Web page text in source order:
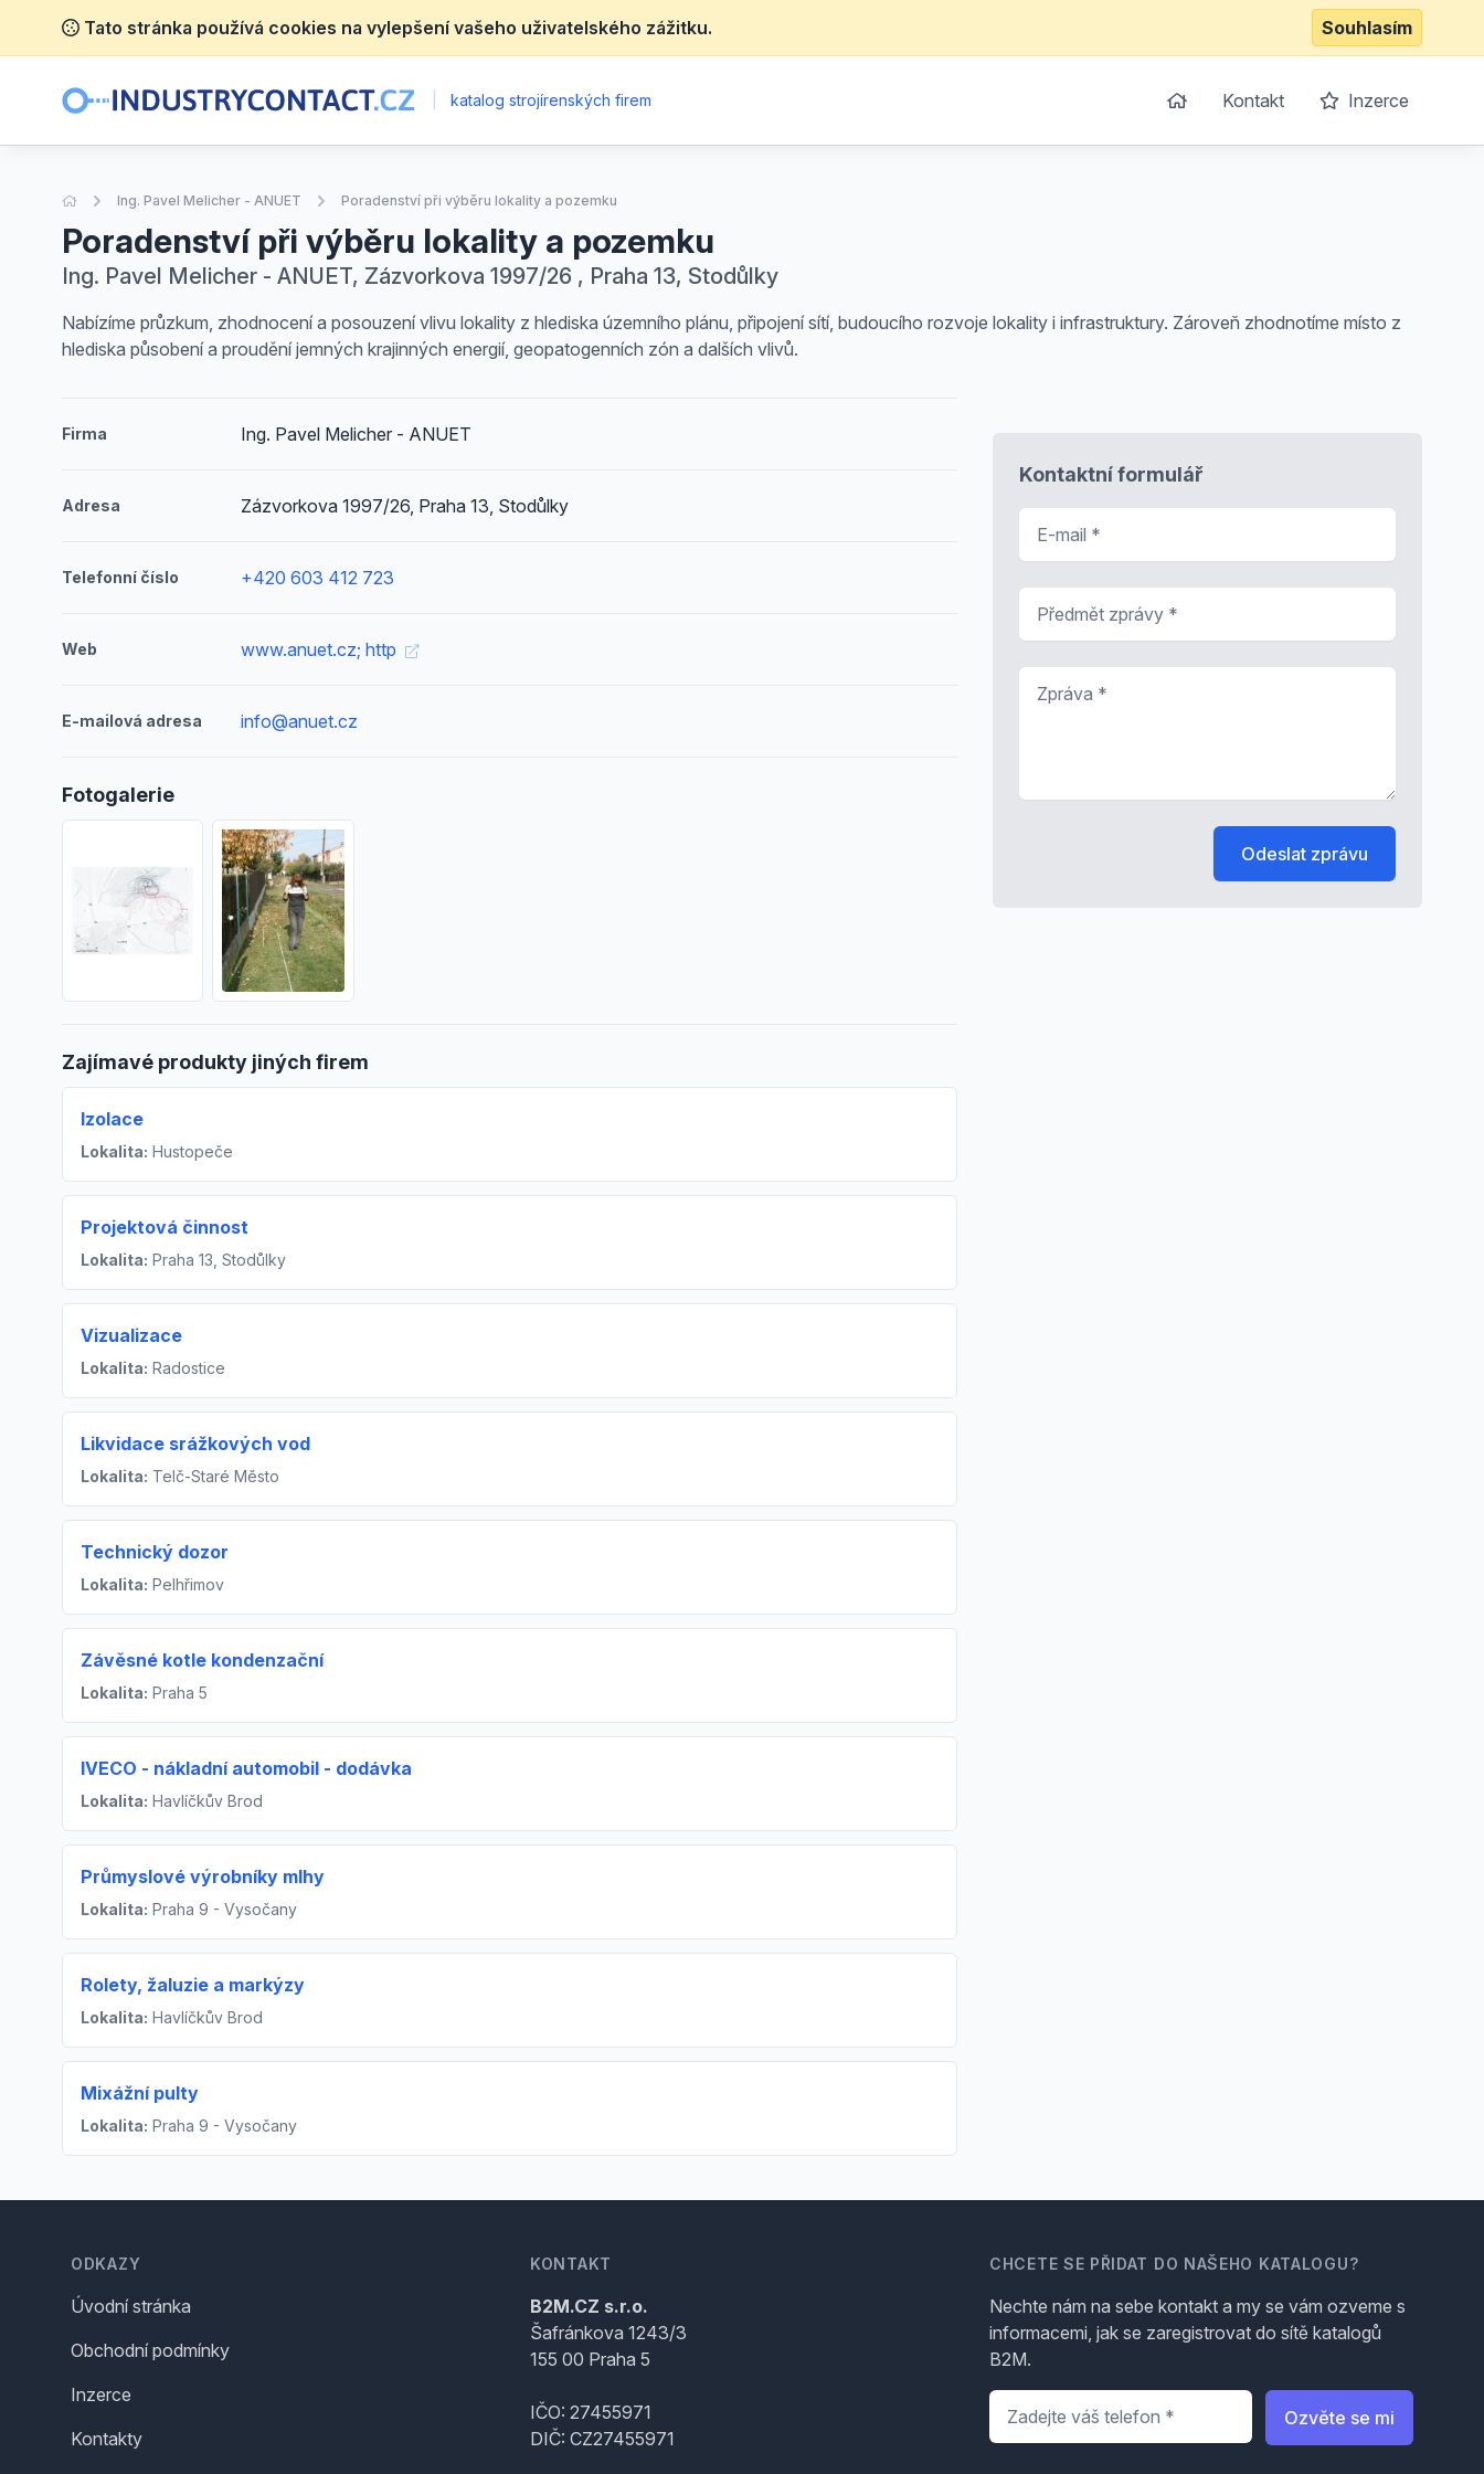
Tato stránka používá cookies na vylepšení vašeho uživatelského zážitku. Souhlasím
katalog strojírenských firem Kontakt Inzerce
Úvodní stránka
Ing. Pavel Melicher - ANUET Poradenství při výběru lokality a pozemku
Poradenství při výběru lokality a pozemku
Ing. Pavel Melicher - ANUET, Zázvorkova 1997/26 , Praha 13, Stodůlky
Nabízíme průzkum, zhodnocení a posouzení vlivu lokality z hlediska územního plánu, připojení sítí, budoucího rozvoje lokality i infrastruktury. Zároveň zhodnotíme místo z
hlediska působení a proudění jemných krajinných energií, geopatogenních zón a dalších vlivů.
Firma Ing. Pavel Melicher - ANUET
Adresa Zázvorkova 1997/26, Praha 13, Stodůlky
Telefonní číslo +420 603 412 723
Web www.anuet.cz; http
E-mailová adresa info@anuet.cz
Fotogalerie
Zajímavé produkty jiných firem
Izolace
Lokalita: Hustopeče
Projektová činnost
Lokalita: Praha 13, Stodůlky
Vizualizace
Lokalita: Radostice
Likvidace srážkových vod
Lokalita: Telč-Staré Město
Technický dozor
Lokalita: Pelhřimov
Závěsné kotle kondenzační
Lokalita: Praha 5
IVECO - nákladní automobil - dodávka
Lokalita: Havlíčkův Brod
Průmyslové výrobníky mlhy
Lokalita: Praha 9 - Vysočany
Rolety, žaluzie a markýzy
Lokalita: Havlíčkův Brod
Mixážní pulty
Lokalita: Praha 9 - Vysočany
Kontaktní formulář
Odeslat zprávu
ODKAZY
Úvodní stránka
Obchodní podmínky
Inzerce
Kontakty
KONTAKT
B2M.CZ s.r.o.
Šafránkova 1243/3
155 00 Praha 5
IČO: 27455971
DIČ: CZ27455971
CHCETE SE PŘIDAT DO NAŠEHO KATALOGU?
Nechte nám na sebe kontakt a my se vám ozveme s
informacemi, jak se zaregistrovat do sítě katalogů
B2M.
Telefon
Ozvěte se mi